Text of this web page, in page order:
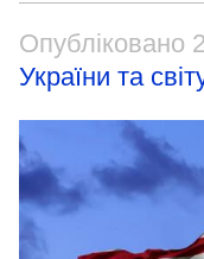
Опубліковано
України та